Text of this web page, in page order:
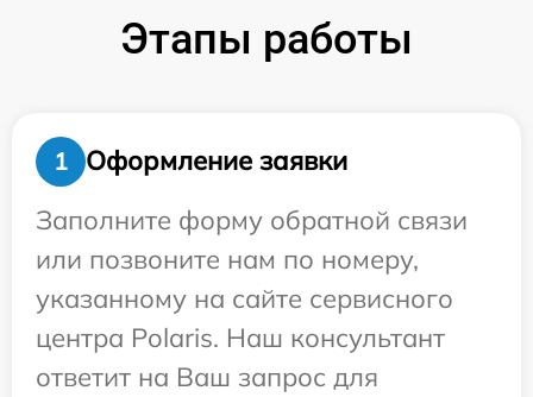
Этапы работы
1
Оформление заявки
Заполните форму обратной связи
или позвоните нам по номеру,
указанному на сайте сервисного
центра Polaris. Наш консультант
ответит на Ваш запрос для